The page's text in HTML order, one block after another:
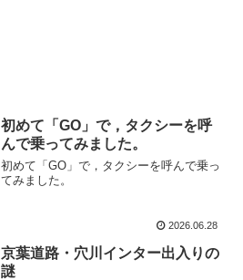
初めて「GO」で，タクシーを呼
んで乗ってみました。
初めて「GO」で，タクシーを呼んで乗っ
てみました。
2026.06.28
京葉道路・穴川インター出入りの
謎